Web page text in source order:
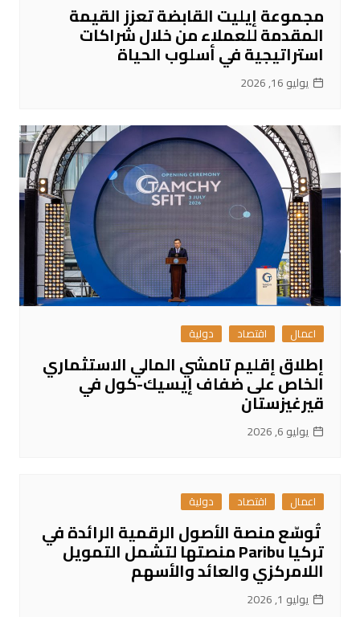
مجموعة إيليت القابضة تعزز القيمة
المقدمة للعملاء من خلال شراكات
استراتيجية في أسلوب الحياة
يوليو 16, 2026
اعمال اقتصاد دولية
إطلاق إقليم تامشي المالي الاستثماري
الخاص على ضفاف إيسيك-كول في
قيرغيزستان
يوليو 6, 2026
اعمال اقتصاد دولية
تُوسّع منصة الأصول الرقمية الرائدة في
تركيا Paribu منصتها لتشمل التمويل
اللامركزي والعائد والأسهم
يوليو 1, 2026